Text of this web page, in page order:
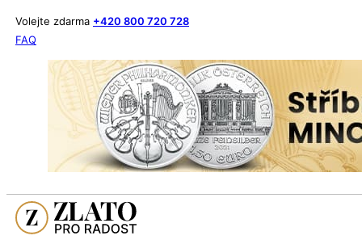
Volejte zdarma +420 800 720 728
FAQ